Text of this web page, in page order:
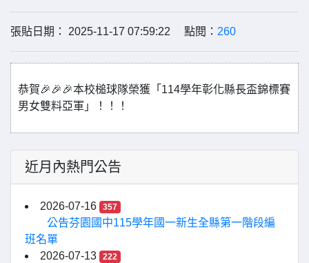
張貼日期： 2025-11-17 07:59:22 點閱： 260
恭賀🎉🎉🎉本校槌球隊榮獲「114學年彰化縣長盃錦標賽
男女雙料亞軍」！！！
近月內熱門公告
2026-07-16 357
公告芬園國中115學年國一新生全縣第一階段編
班名單
2026-07-13
222